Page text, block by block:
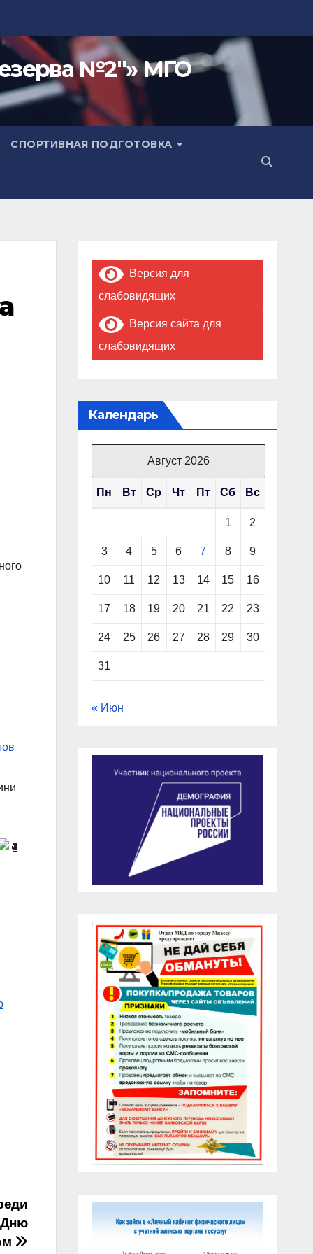
№2"» МГО
СПОРТИВНАЯ ПОДГОТОВКА
Дню
Версия для
слабовидящих
Версия сайта для
слабовидящих
Календарь
Август 2026
Пн Вт Ср Чт Пт Сб Вс
1 2
3 4 5 6 7 8 9
10 11 12 13 14 15 16
17 18 19 20 21 22 23
24 25 26 27 28 29 30
31
« Июн